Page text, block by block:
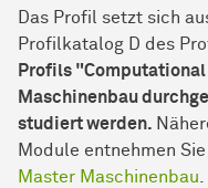
Das Profil setzt sich
Profilkatalog D des
Profils
Maschinenbau
studiert werden.
Module entnehmen
Master Maschinenbau.